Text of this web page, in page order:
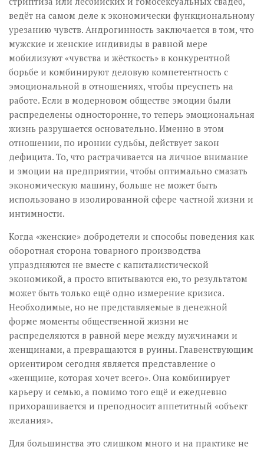
ведёт на самом деле к экономически функциональному
урезанию чувств. Андрогинность заключается в том, что
мужские и женские индивиды в равной мере
мобилизуют «чувства и жёсткость» в конкурентной
борьбе и комбинируют деловую компетентность с
эмоциональной в отношениях, чтобы преуспеть на
работе. Если в модерновом обществе эмоции были
распределены односторонне, то теперь эмоциональная
жизнь разрушается основательно. Именно в этом
отношении, по иронии судьбы, действует закон
дефицита. То, что растрачивается на личное внимание
и эмоции на предприятии, чтобы оптимально смазать
экономическую машину, больше не может быть
использовано в изолированной сфере частной жизни и
интимности.
Когда «женские» добродетели и способы поведения как
оборотная сторона товарного производства
упраздняются не вместе с капиталистической
экономикой, а просто впитываются ею, то результатом
может быть только ещё одно измерение кризиса.
Необходимые, но не представляемые в денежной
форме моменты общественной жизни не
распределяются в равной мере между мужчинами и
женщинами, а превращаются в руины. Главенствующим
ориентиром сегодня является представление о
«женщине, которая хочет всего». Она комбинирует
карьеру и семью, а помимо того ещё и ежедневно
прихорашивается и преподносит аппетитный «объект
желания».
Для большинства это слишком много и на практике не